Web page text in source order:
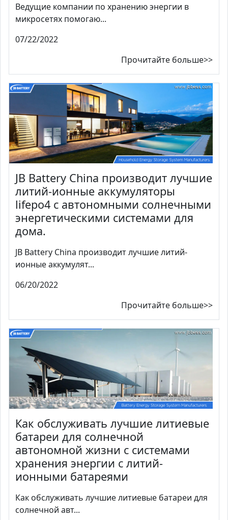
Ведущие компании по хранению энергии в
микросетях помогаю...
07/22/2022
Прочитайте больше>>
JB Battery China производит лучшие
литий-ионные аккумуляторы
lifepo4 с автономными солнечными
энергетическими системами для
дома.
JB Battery China производит лучшие литий-
ионные аккумулят...
06/20/2022
Прочитайте больше>>
Как обслуживать лучшие литиевые
батареи для солнечной
автономной жизни с системами
хранения энергии с литий-
ионными батареями
Как обслуживать лучшие литиевые батареи для
солнечной авт...